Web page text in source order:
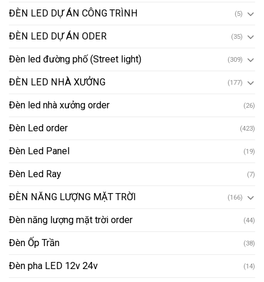
ĐÈN LED DỰ ÁN CÔNG TRÌNH (5)
ĐÈN LED DỰ ÁN ODER (35)
Đèn led đường phố (Street light) (309)
ĐÈN LED NHÀ XƯỞNG (177)
Đèn led nhà xưởng order (26)
Đèn Led order (423)
Đèn Led Panel (19)
Đèn Led Ray (7)
ĐÈN NĂNG LƯỢNG MẶT TRỜI (166)
Đèn năng lượng mặt trời order (44)
Đèn Ốp Trần (38)
Đèn pha LED 12v 24v (14)